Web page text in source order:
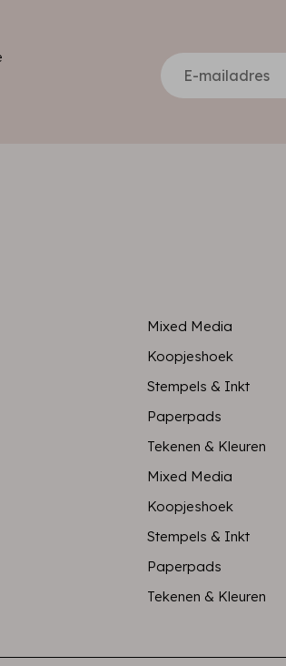
Mixed Media
Koopjeshoek
Stempels & Inkt
Paperpads
Tekenen & Kleuren
Mixed Media
Koopjeshoek
Stempels & Inkt
Paperpads
Tekenen & Kleuren